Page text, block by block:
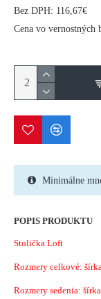
Bez DPH: 116,67€
Cena vo vernostných
Minimálne
POPIS PRODUKTU
Stolička Loft
Rozmery celkové:
Rozmery sedenia: